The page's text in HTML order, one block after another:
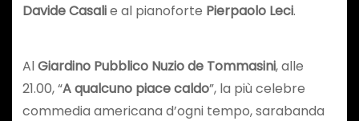
Davide Casalie al pianoforte Pierpaolo Leci.
AlGiardino Pubblico Nuzio de Tommasini, alle
21.00, “A qualcuno piace caldo”, la più celebre
commedia americana d’ogni tempo, sarabanda